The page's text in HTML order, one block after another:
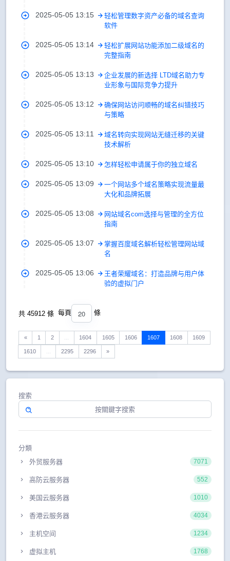
2025-05-05 13:15
轻松管理数字资产必备的域名查询
软件
2025-05-05 13:14
轻松扩展网站功能添加二级域名的
完整指南
2025-05-05 13:13
企业发展的新选择 LTD域名助力专
业形象与国际竞争力提升
2025-05-05 13:12
确保网站访问顺畅的域名纠错技巧
与策略
2025-05-05 13:11
域名转向实现网站无缝迁移的关键
技术解析
2025-05-05 13:10 怎样轻松申请属于你的独立域名
2025-05-05 13:09
一个网站多个域名策略实现流量最
大化和品牌拓展
2025-05-05 13:08
网站域名com选择与管理的全方位
指南
2025-05-05 13:07
掌握百度域名解析轻松管理网站域
名
2025-05-05 13:06
王者荣耀域名：打造品牌与用户体
验的虚拟门户
共 45912 條 每頁 20 條
« 1 2 1604 1605 1606 1607 1608 1609
1610 2295 2296 »
搜索
分類
外贸服务器
7071
高防云服务器 552
美国云服务器 1010
香港云服务器 4034
主机空间 1234
虚拟主机 1768